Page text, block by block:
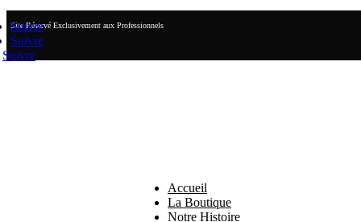
Site Réservé Exclusivement aux Professionnels
Suivre
Suivre
Suivre
Accueil
La Boutique
Notre Histoire